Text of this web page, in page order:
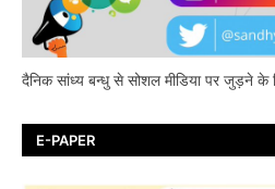
दैनिक सांध्य बन्धु से सोशल मीडिया पर जुड़ने के
E-PAPER